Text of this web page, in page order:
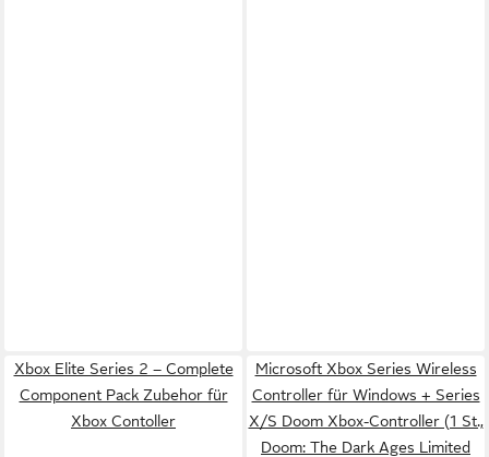
Xbox Elite Series 2 – Complete
Component Pack Zubehor für
Xbox Contoller
Microsoft Xbox Series Wireless
Controller für Windows + Series
X/S Doom Xbox-Controller (1 St.,
Doom: The Dark Ages Limited